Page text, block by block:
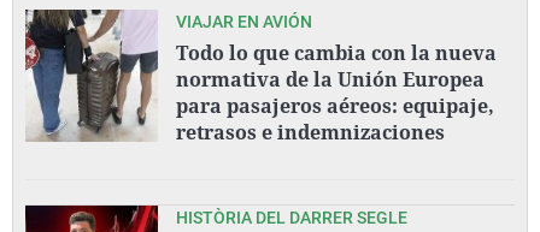
VIAJAR EN AVIÓN
Todo lo que cambia con la nueva
normativa de la Unión Europea
para pasajeros aéreos: equipaje,
retrasos e indemnizaciones
HISTÒRIA DEL DARRER SEGLE